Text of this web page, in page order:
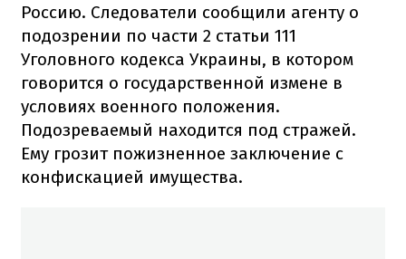
Россию. Следователи сообщили агенту о
подозрении по части 2 статьи 111
Уголовного кодекса Украины, в котором
говорится о государственной измене в
условиях военного положения.
Подозреваемый находится под стражей.
Ему грозит пожизненное заключение с
конфискацией имущества.